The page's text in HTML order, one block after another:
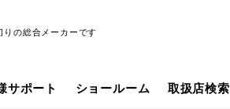
りの総合メーカーです
サポート ショールーム 取扱店検索